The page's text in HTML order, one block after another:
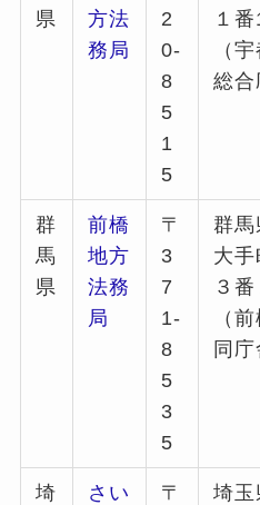
県
方法
務局
2
0-
8
5
1
5
１
（
総合
群
馬
県
前橋
地方
法務
局
〒
3
7
1-
8
5
3
5
群馬
大手
３
（
同庁
埼
さい
〒
埼玉